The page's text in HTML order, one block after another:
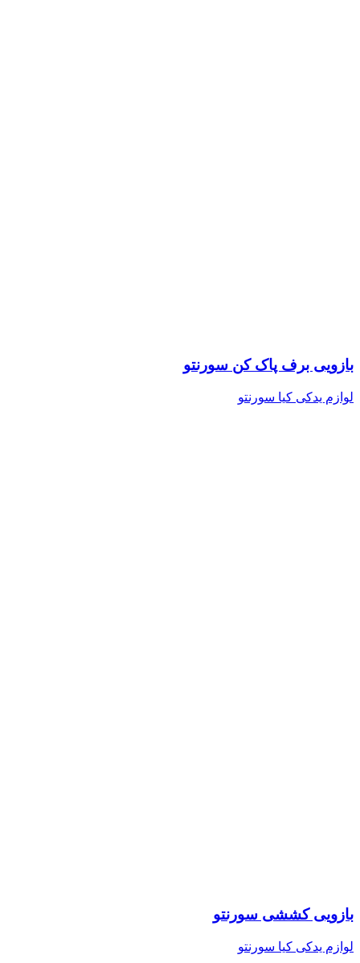
بازویی برف پاک کن سورنتو
لوازم یدکی کیا سورنتو
بازویی کششی سورنتو
لوازم یدکی کیا سورنتو